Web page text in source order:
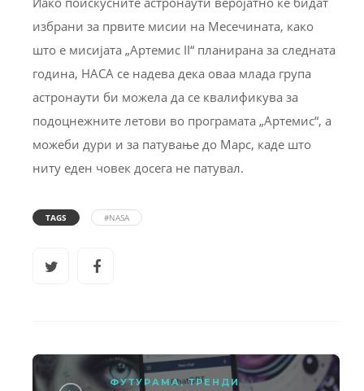
избрани за првите мисии на Месечината, како
што е мисијата „Артемис II“ планирана за следната
година, НАСА се надева дека оваа млада група
астронаути би можела да се квалификува за
подоцнежните летови во програмата „Артемис“, а
можеби дури и за патување до Марс, каде што
ниту еден човек досега не патувал.
TAGS #NASA
ФУТУРАМА,ТРЕНДИ